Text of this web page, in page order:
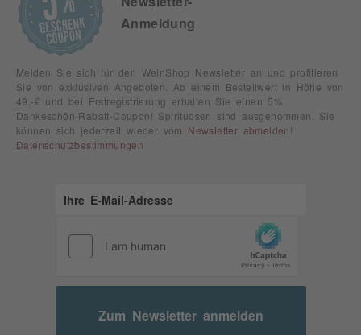
Anmeldung
Melden Sie sich für den WeinShop Newsletter an und profitieren
Sie von exklusiven Angeboten. Ab einem Bestellwert in Höhe von
49,-€ und bei Erstregistrierung erhalten Sie einen 5%
Dankeschön-Rabatt-Coupon! Spirituosen sind ausgenommen. Sie
können sich jederzeit wieder vom Newsletter abmelden !
Datenschutzbestimmungen
Zum Newsletter anmelden